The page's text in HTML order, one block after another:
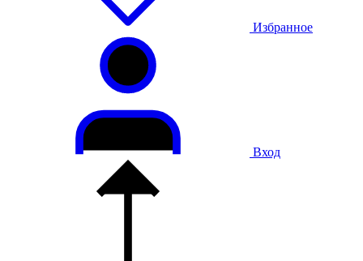
Избранное
Вход